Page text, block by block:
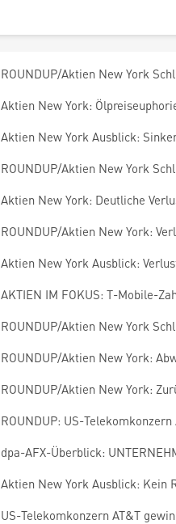
ROUNDUP/Aktien New York
Aktien New York:
Aktien New York Ausblick:
ROUNDUP/Aktien New York
Aktien New York: Deutliche
ROUNDUP/Aktien New York:
Aktien New York Ausblick:
AKTIEN IM FOKUS: T-Mobile-
ROUNDUP/Aktien New York
ROUNDUP/Aktien New York:
ROUNDUP/Aktien New York:
ROUNDUP: US-
dpa-AFX-Überblick:
Aktien New York Ausblick: Kein
US-Telekomkonzern AT&T